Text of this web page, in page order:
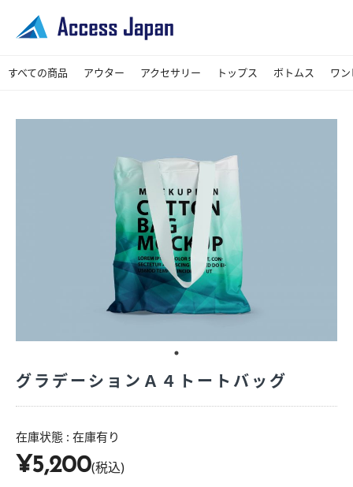
すべての商品 アウター アクセサリー トップス ボトムス ワ
グラデーションＡ４トートバッグ
在庫状態 : 在庫有り
¥5,200(税込)